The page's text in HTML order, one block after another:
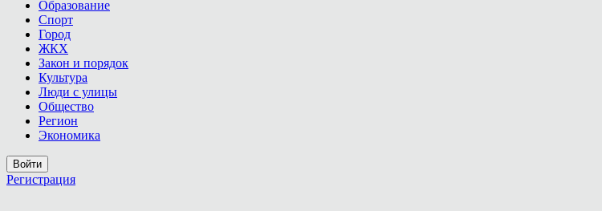
Образование
Спорт
Город
ЖКХ
Закон и порядок
Культура
Люди с улицы
Общество
Регион
Экономика
Войти
Регистрация